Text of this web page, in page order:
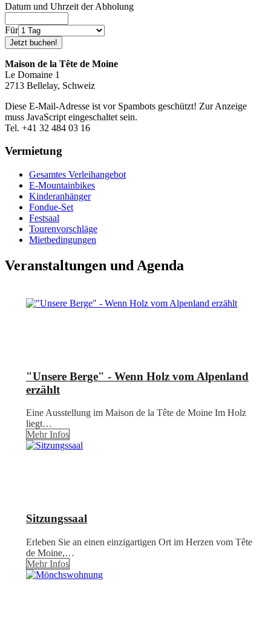
Datum und Uhrzeit der Abholung
Für
Maison de la Tête de Moine
Le Domaine 1
2713 Bellelay, Schweiz
Diese E-Mail-Adresse ist vor Spambots geschützt! Zur Anzeige
muss JavaScript eingeschaltet sein.
Tel. +41 32 484 03 16
Vermietung
Gesamtes Verleihangebot
E-Mountainbikes
Kinderanhänger
Fondue-Set
Festsaal
Tourenvorschläge
Mietbedingungen
Veranstaltungen und Agenda
"Unsere Berge" - Wenn Holz vom Alpenland
erzählt
Eine Ausstellung im Maison de la Tête de Moine Im Holz
liegt…
Mehr Infos
Sitzungssaal
Erleben Sie an einen einzigartigen Ort im Herzen vom Tête
de Moine,…
Mehr Infos